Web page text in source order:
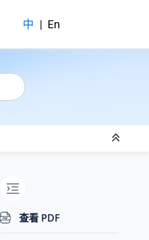
中 | En
查看 PDF